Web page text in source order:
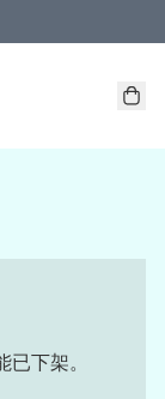
下架。